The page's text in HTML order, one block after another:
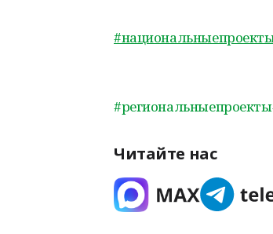
#региональныепроекты
Читайте нас